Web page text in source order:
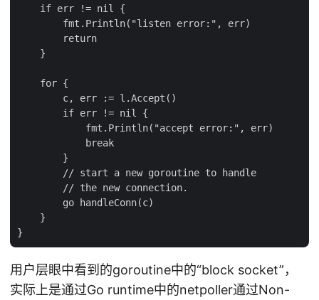
    if err != nil {
        fmt.Println("listen error:", err)
        return
    }
    for {
        c, err := l.Accept()
        if err != nil {
            fmt.Println("accept error:", err)
            break
        }
        // start a new goroutine to handle
        // the new connection.
        go handleConn(c)
    }
用户层眼中看到的goroutine中的“block socket”，
实际上是通过Go runtime中的netpoller通过Non-